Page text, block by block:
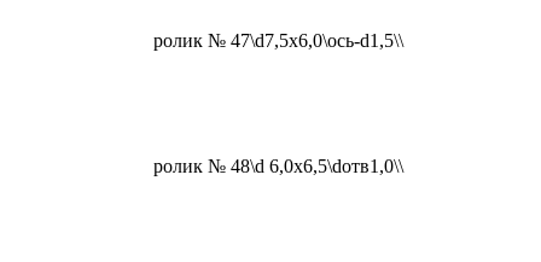
ролик № 47\d7,5x6,0\ось-d1,5\\
ролик № 48\d 6,0x6,5\dотв1,0\\